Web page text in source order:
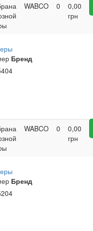
WABCO 0
0,00
грн
Бренд
WABCO 0
0,00
грн
Бренд